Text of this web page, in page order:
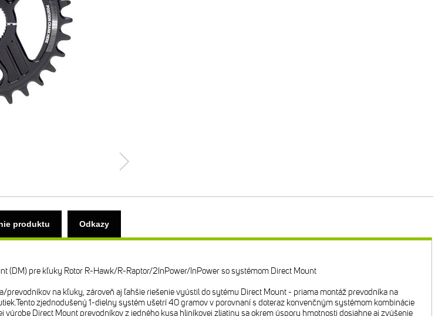
produktu Odkazy
(DM) pre kľuky Rotor R-Hawk/R-Raptor/2InPower/InPower so systémom Direct Mount
prevodníkov na kľuky, zároveň aj ľahšie riešenie vyústil do sytému Direct Mount - priama montáž prevodníka na
zjednodušený 1-dielny systém ušetrí 40 gramov v porovnaní s doteraz konvenčným systémom kombinácie
Direct Mount prevodníkov z jedného kusa hliníkovej zliatiny sa okrem úspory hmotnosti dosiahne aj zvýšenie